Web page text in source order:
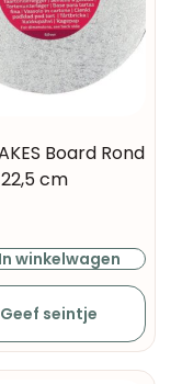
Board Rond
cm
winkelwagen
Geef seintje